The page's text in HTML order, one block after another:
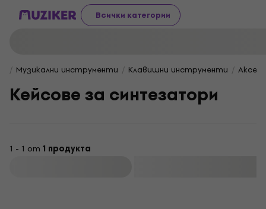
Всички категории
Музикални инструменти Клавишни инструменти
Keйсове за синтезатори
1 - 1 от 1 продукта